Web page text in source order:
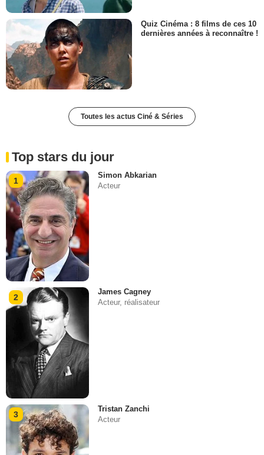
Quiz Cinéma : 8 films de ces 10
dernières années à reconnaître !
Toutes les actus Ciné & Séries
Top stars du jour
1
Simon Abkarian
Acteur
2
James Cagney
Acteur, réalisateur
3
Tristan Zanchi
Acteur